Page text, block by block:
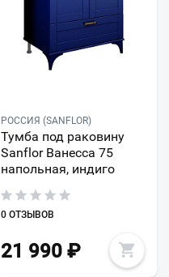
РОССИЯ (SANFLOR)
Тумба под раковину
Sanflor Ванесса 75
напольная, индиго
0 ОТЗЫВОВ
21 990₽